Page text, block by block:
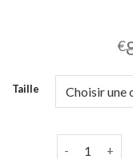
€
Taille
quantité de